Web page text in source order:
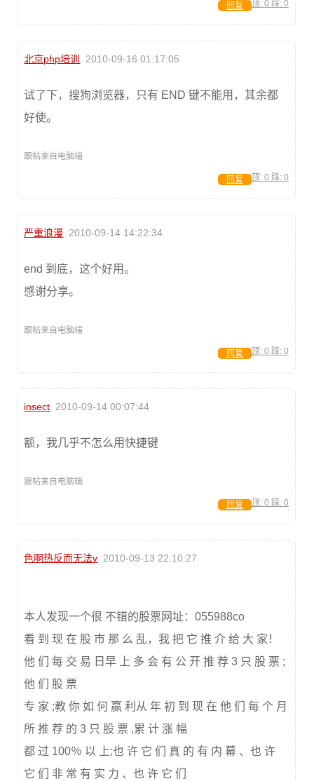
顶: 0 踩: 0
回复
北京php培训 2010-09-16 01:17:05
试了下，搜狗浏览器，只有 END 键不能用，其余都
好使。
跟帖来自电脑端
顶: 0 踩: 0
回复
严重浪漫 2010-09-14 14:22:34
end 到底，这个好用。
感谢分享。
跟帖来自电脑端
顶: 0 踩: 0
回复
insect 2010-09-14 00:07:44
额，我几乎不怎么用快捷键
跟帖来自电脑端
顶: 0 踩: 0
回复
色啊热反而无法v 2010-09-13 22:10:27
本人发现一个很 不错的股票网址：055988co
看 到 现 在 股 市 那 么 乱，我 把 它 推 介 给 大 家！
他 们 每 交 易 日早 上 多 会 有 公 开 推 荐 3 只 股 票 ;
他 们 股 票
专 家 ;教 你 如 何 赢 利从 年 初 到 现 在 他 们 每 个 月
所 推 荐 的 3 只 股 票 ,累 计 涨 幅
都 过 100％ 以 上;也 许 它 们 真 的 有 内 幕 、也 许
它 们 非 常 有 实 力 、也 许 它 们